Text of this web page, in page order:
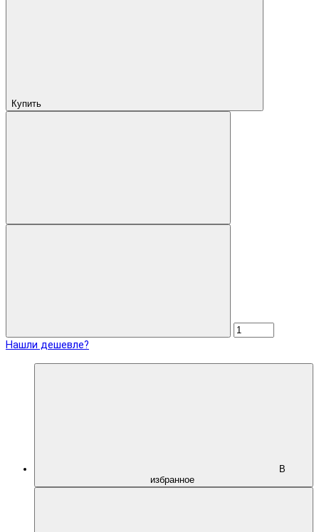
Купить
Нашли дешевле?
В
избранное